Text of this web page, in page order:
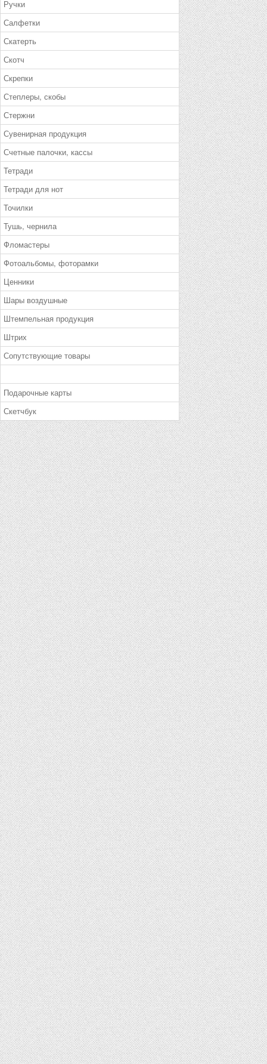
Ручки
Салфетки
Скатерть
Скотч
Скрепки
Степлеры, скобы
Стержни
Сувенирная продукция
Счетные палочки, кассы
Тетради
Тетради для нот
Точилки
Тушь, чернила
Фломастеры
Фотоальбомы, фоторамки
Ценники
Шары воздушные
Штемпельная продукция
Штрих
Сопутствующие товары
Подарочные карты
Скетчбук